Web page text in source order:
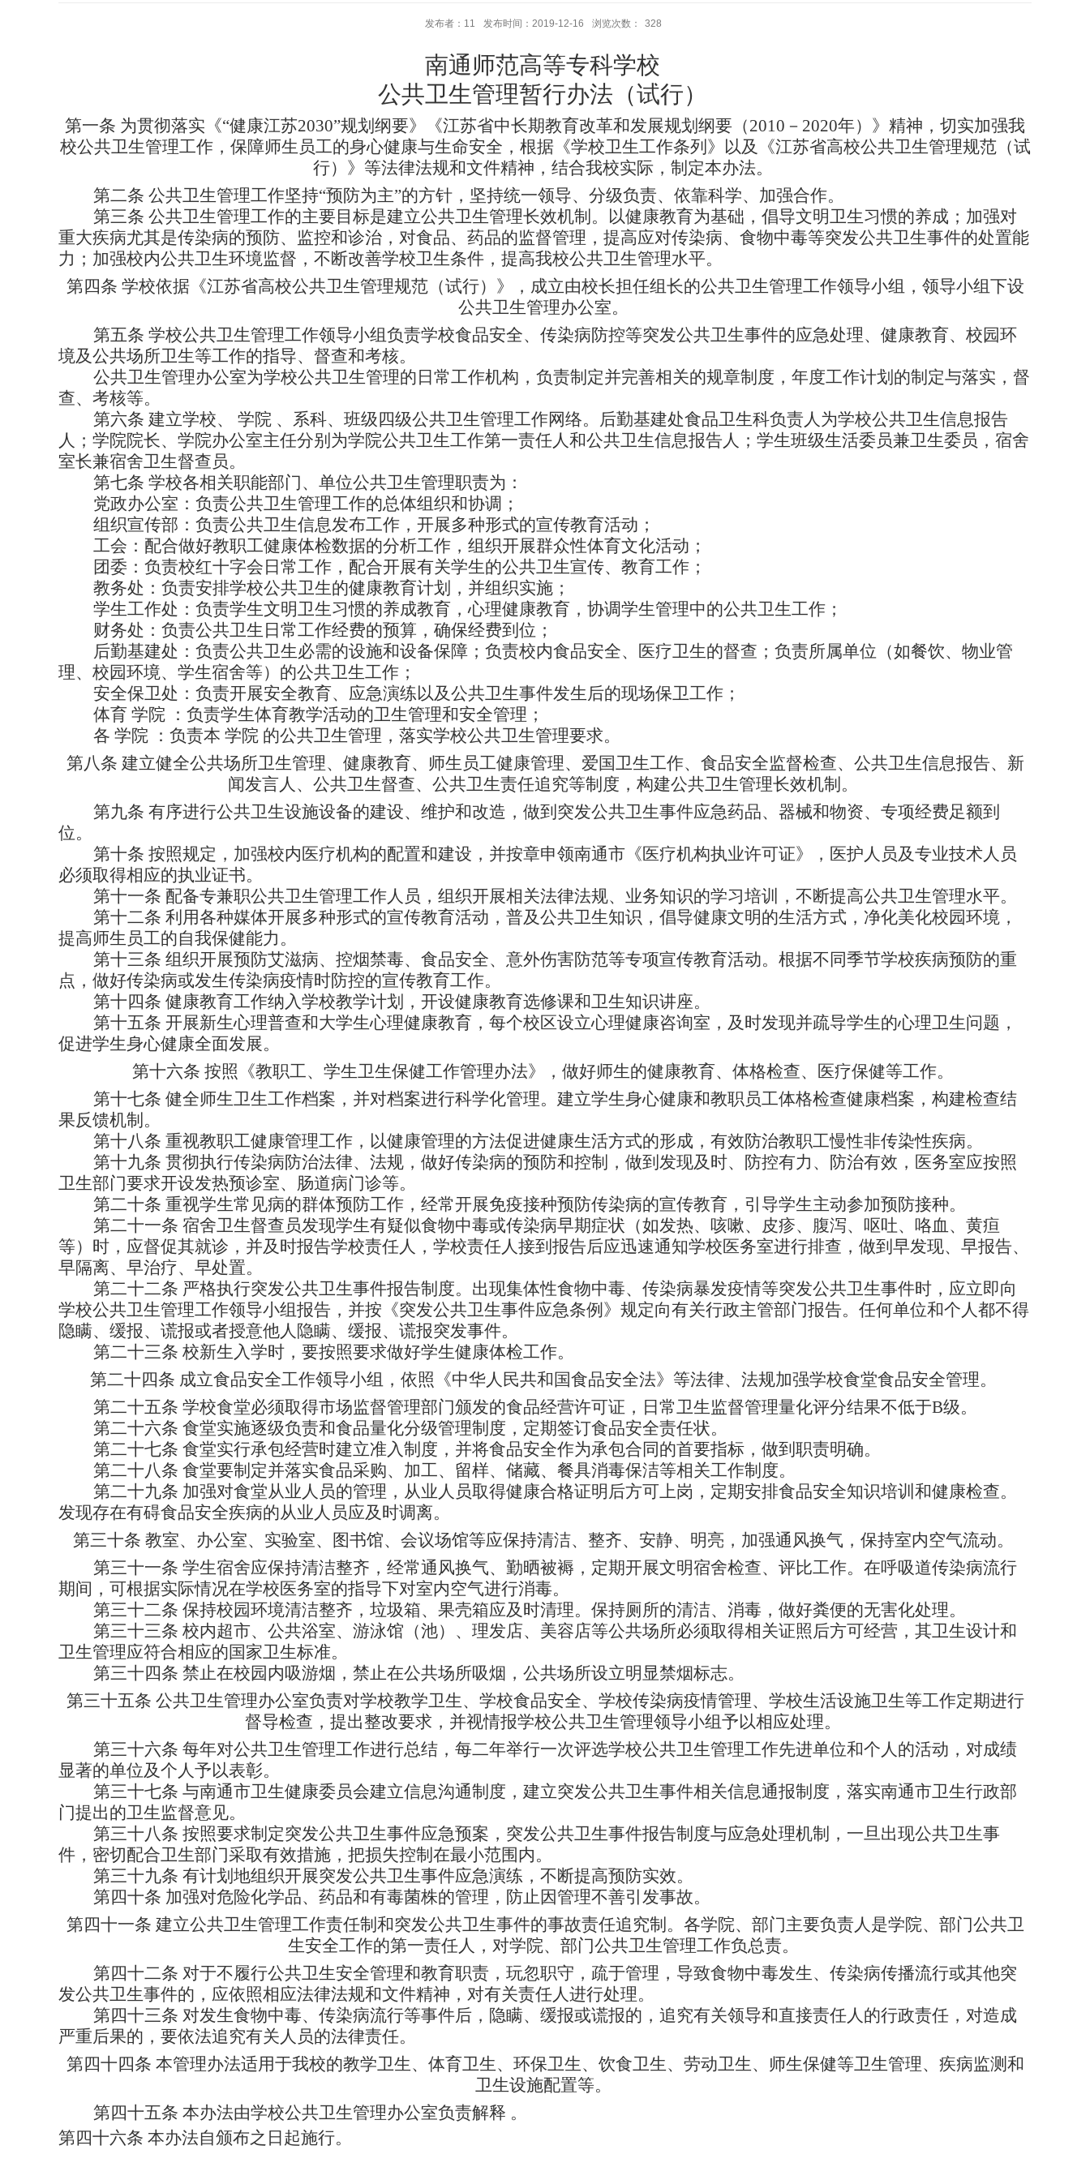
发布者：11 发布时间：2019-12-16 浏览次数： 328
南通师范高等专科学校
公共卫生管理暂行办法（试行）
第一条 为贯彻落实《“健康江苏2030”规划纲要》《江苏省中长期教育改革和发展规划纲要（2010－2020年）》精神，切实加强我
校公共卫生管理工作，保障师生员工的身心健康与生命安全，根据《学校卫生工作条列》以及《江苏省高校公共卫生管理规范（试
行）》等法律法规和文件精神，结合我校实际，制定本办法。
第二条 公共卫生管理工作坚持“预防为主”的方针，坚持统一领导、分级负责、依靠科学、加强合作。
第三条 公共卫生管理工作的主要目标是建立公共卫生管理长效机制。以健康教育为基础，倡导文明卫生习惯的养成；加强对
重大疾病尤其是传染病的预防、监控和诊治，对食品、药品的监督管理，提高应对传染病、食物中毒等突发公共卫生事件的处置能
力；加强校内公共卫生环境监督，不断改善学校卫生条件，提高我校公共卫生管理水平。
第四条 学校依据《江苏省高校公共卫生管理规范（试行）》，成立由校长担任组长的公共卫生管理工作领导小组，领导小组下设
公共卫生管理办公室。
第五条 学校公共卫生管理工作领导小组负责学校食品安全、传染病防控等突发公共卫生事件的应急处理、健康教育、校园环
境及公共场所卫生等工作的指导、督查和考核。
公共卫生管理办公室为学校公共卫生管理的日常工作机构，负责制定并完善相关的规章制度，年度工作计划的制定与落实，督
查、考核等。
第六条 建立学校、 学院 、系科、班级四级公共卫生管理工作网络。后勤基建处食品卫生科负责人为学校公共卫生信息报告
人；学院院长、学院办公室主任分别为学院公共卫生工作第一责任人和公共卫生信息报告人；学生班级生活委员兼卫生委员，宿舍
室长兼宿舍卫生督查员。
第七条 学校各相关职能部门、单位公共卫生管理职责为：
党政办公室：负责公共卫生管理工作的总体组织和协调；
组织宣传部：负责公共卫生信息发布工作，开展多种形式的宣传教育活动；
工会：配合做好教职工健康体检数据的分析工作，组织开展群众性体育文化活动；
团委：负责校红十字会日常工作，配合开展有关学生的公共卫生宣传、教育工作；
教务处：负责安排学校公共卫生的健康教育计划，并组织实施；
学生工作处：负责学生文明卫生习惯的养成教育，心理健康教育，协调学生管理中的公共卫生工作；
财务处：负责公共卫生日常工作经费的预算，确保经费到位；
后勤基建处：负责公共卫生必需的设施和设备保障；负责校内食品安全、医疗卫生的督查；负责所属单位（如餐饮、物业管
理、校园环境、学生宿舍等）的公共卫生工作；
安全保卫处：负责开展安全教育、应急演练以及公共卫生事件发生后的现场保卫工作；
体育 学院 ：负责学生体育教学活动的卫生管理和安全管理；
各 学院 ：负责本 学院 的公共卫生管理，落实学校公共卫生管理要求。
第八条 建立健全公共场所卫生管理、健康教育、师生员工健康管理、爱国卫生工作、食品安全监督检查、公共卫生信息报告、新
闻发言人、公共卫生督查、公共卫生责任追究等制度，构建公共卫生管理长效机制。
第九条 有序进行公共卫生设施设备的建设、维护和改造，做到突发公共卫生事件应急药品、器械和物资、专项经费足额到
位。
第十条 按照规定，加强校内医疗机构的配置和建设，并按章申领南通市《医疗机构执业许可证》，医护人员及专业技术人员
必须取得相应的执业证书。
第十一条 配备专兼职公共卫生管理工作人员，组织开展相关法律法规、业务知识的学习培训，不断提高公共卫生管理水平。
第十二条 利用各种媒体开展多种形式的宣传教育活动，普及公共卫生知识，倡导健康文明的生活方式，净化美化校园环境，
提高师生员工的自我保健能力。
第十三条 组织开展预防艾滋病、控烟禁毒、食品安全、意外伤害防范等专项宣传教育活动。根据不同季节学校疾病预防的重
点，做好传染病或发生传染病疫情时防控的宣传教育工作。
第十四条 健康教育工作纳入学校教学计划，开设健康教育选修课和卫生知识讲座。
第十五条 开展新生心理普查和大学生心理健康教育，每个校区设立心理健康咨询室，及时发现并疏导学生的心理卫生问题，
促进学生身心健康全面发展。
第十六条 按照《教职工、学生卫生保健工作管理办法》，做好师生的健康教育、体格检查、医疗保健等工作。
第十七条 健全师生卫生工作档案，并对档案进行科学化管理。建立学生身心健康和教职员工体格检查健康档案，构建检查结
果反馈机制。
第十八条 重视教职工健康管理工作，以健康管理的方法促进健康生活方式的形成，有效防治教职工慢性非传染性疾病。
第十九条 贯彻执行传染病防治法律、法规，做好传染病的预防和控制，做到发现及时、防控有力、防治有效，医务室应按照
卫生部门要求开设发热预诊室、肠道病门诊等。
第二十条 重视学生常见病的群体预防工作，经常开展免疫接种预防传染病的宣传教育，引导学生主动参加预防接种。
第二十一条 宿舍卫生督查员发现学生有疑似食物中毒或传染病早期症状（如发热、咳嗽、皮疹、腹泻、呕吐、咯血、黄疸
等）时，应督促其就诊，并及时报告学校责任人，学校责任人接到报告后应迅速通知学校医务室进行排查，做到早发现、早报告、
早隔离、早治疗、早处置。
第二十二条 严格执行突发公共卫生事件报告制度。出现集体性食物中毒、传染病暴发疫情等突发公共卫生事件时，应立即向
学校公共卫生管理工作领导小组报告，并按《突发公共卫生事件应急条例》规定向有关行政主管部门报告。任何单位和个人都不得
隐瞒、缓报、谎报或者授意他人隐瞒、缓报、谎报突发事件。
第二十三条 校新生入学时，要按照要求做好学生健康体检工作。
第二十四条 成立食品安全工作领导小组，依照《中华人民共和国食品安全法》等法律、法规加强学校食堂食品安全管理。
第二十五条 学校食堂必须取得市场监督管理部门颁发的食品经营许可证，日常卫生监督管理量化评分结果不低于B级。
第二十六条 食堂实施逐级负责和食品量化分级管理制度，定期签订食品安全责任状。
第二十七条 食堂实行承包经营时建立准入制度，并将食品安全作为承包合同的首要指标，做到职责明确。
第二十八条 食堂要制定并落实食品采购、加工、留样、储藏、餐具消毒保洁等相关工作制度。
第二十九条 加强对食堂从业人员的管理，从业人员取得健康合格证明后方可上岗，定期安排食品安全知识培训和健康检查。
发现存在有碍食品安全疾病的从业人员应及时调离。
第三十条 教室、办公室、实验室、图书馆、会议场馆等应保持清洁、整齐、安静、明亮，加强通风换气，保持室内空气流动。
第三十一条 学生宿舍应保持清洁整齐，经常通风换气、勤晒被褥，定期开展文明宿舍检查、评比工作。在呼吸道传染病流行
期间，可根据实际情况在学校医务室的指导下对室内空气进行消毒。
第三十二条 保持校园环境清洁整齐，垃圾箱、果壳箱应及时清理。保持厕所的清洁、消毒，做好粪便的无害化处理。
第三十三条 校内超市、公共浴室、游泳馆（池）、理发店、美容店等公共场所必须取得相关证照后方可经营，其卫生设计和
卫生管理应符合相应的国家卫生标准。
第三十四条 禁止在校园内吸游烟，禁止在公共场所吸烟，公共场所设立明显禁烟标志。
第三十五条 公共卫生管理办公室负责对学校教学卫生、学校食品安全、学校传染病疫情管理、学校生活设施卫生等工作定期进行
督导检查，提出整改要求，并视情报学校公共卫生管理领导小组予以相应处理。
第三十六条 每年对公共卫生管理工作进行总结，每二年举行一次评选学校公共卫生管理工作先进单位和个人的活动，对成绩
显著的单位及个人予以表彰。
第三十七条 与南通市卫生健康委员会建立信息沟通制度，建立突发公共卫生事件相关信息通报制度，落实南通市卫生行政部
门提出的卫生监督意见。
第三十八条 按照要求制定突发公共卫生事件应急预案，突发公共卫生事件报告制度与应急处理机制，一旦出现公共卫生事
件，密切配合卫生部门采取有效措施，把损失控制在最小范围内。
第三十九条 有计划地组织开展突发公共卫生事件应急演练，不断提高预防实效。
第四十条 加强对危险化学品、药品和有毒菌株的管理，防止因管理不善引发事故。
第四十一条 建立公共卫生管理工作责任制和突发公共卫生事件的事故责任追究制。各学院、部门主要负责人是学院、部门公共卫
生安全工作的第一责任人，对学院、部门公共卫生管理工作负总责。
第四十二条 对于不履行公共卫生安全管理和教育职责，玩忽职守，疏于管理，导致食物中毒发生、传染病传播流行或其他突
发公共卫生事件的，应依照相应法律法规和文件精神，对有关责任人进行处理。
第四十三条 对发生食物中毒、传染病流行等事件后，隐瞒、缓报或谎报的，追究有关领导和直接责任人的行政责任，对造成
严重后果的，要依法追究有关人员的法律责任。
第四十四条 本管理办法适用于我校的教学卫生、体育卫生、环保卫生、饮食卫生、劳动卫生、师生保健等卫生管理、疾病监测和
卫生设施配置等。
第四十五条 本办法由学校公共卫生管理办公室负责解释 。
第四十六条 本办法自颁布之日起施行。